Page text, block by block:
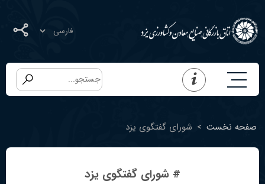
صفحه نخست > شورای گفتگوی یزد
# شورای گفتگوی یزد